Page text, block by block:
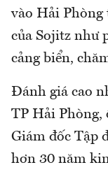
vào Hải
của Sojitz như
cảng biển,
Đánh giá cao
TP Hải Phòng,
Giám đốc Tập
hơn 30 năm